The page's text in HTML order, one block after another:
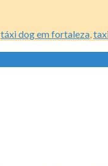
táxi dog em fortaleza